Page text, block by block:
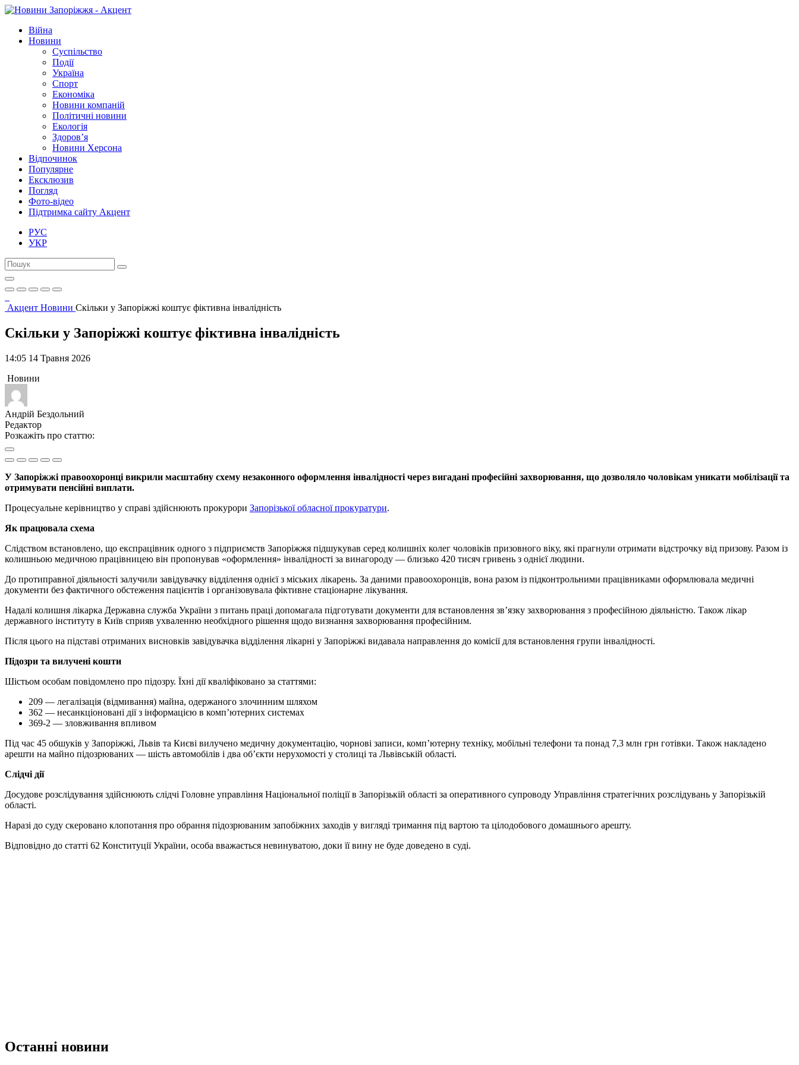
Війна
Новини
Суспільство
Події
Україна
Спорт
Економіка
Новини компаній
Політичні новини
Екологія
Здоров’я
Новини Херсона
Відпочинок
Популярне
Ексклюзив
Погляд
Фото-відео
Підтримка сайту Акцент
РУС
УКР
Акцент Новини Скільки у Запоріжжі коштує фіктивна інвалідність
Скільки у Запоріжжі коштує фіктивна інвалідність
14:05 14 Травня 2026
Новини
Андрій Бездольний
Редактор
Розкажіть про статтю:
У Запоріжжі правоохоронці викрили масштабну схему незаконного оформлення інвалідності через вигадані професійні захворювання, що дозволяло чоловікам уникати мобілізації та
отримувати пенсійні виплати.
Процесуальне керівництво у справі здійснюють прокурори Запорізької обласної прокуратури.
Як працювала схема
Слідством встановлено, що експрацівник одного з підприємств Запоріжжя підшукував серед колишніх колег чоловіків призовного віку, які прагнули отримати відстрочку від призову. Разом із
колишньою медичною працівницею він пропонував «оформлення» інвалідності за винагороду — близько 420 тисяч гривень з однієї людини.
До протиправної діяльності залучили завідувачку відділення однієї з міських лікарень. За даними правоохоронців, вона разом із підконтрольними працівниками оформлювала медичні
документи без фактичного обстеження пацієнтів і організовувала фіктивне стаціонарне лікування.
Надалі колишня лікарка Державна служба України з питань праці допомагала підготувати документи для встановлення зв’язку захворювання з професійною діяльністю. Також лікар
державного інституту в Київ сприяв ухваленню необхідного рішення щодо визнання захворювання професійним.
Після цього на підставі отриманих висновків завідувачка відділення лікарні у Запоріжжі видавала направлення до комісії для встановлення групи інвалідності.
Підозри та вилучені кошти
Шістьом особам повідомлено про підозру. Їхні дії кваліфіковано за статтями:
209 — легалізація (відмивання) майна, одержаного злочинним шляхом
362 — несанкціоновані дії з інформацією в комп’ютерних системах
369-2 — зловживання впливом
Під час 45 обшуків у Запоріжжі, Львів та Києві вилучено медичну документацію, чорнові записи, комп’ютерну техніку, мобільні телефони та понад 7,3 млн грн готівки. Також накладено
арешти на майно підозрюваних — шість автомобілів і два об’єкти нерухомості у столиці та Львівській області.
Слідчі дії
Досудове розслідування здійснюють слідчі Головне управління Національної поліції в Запорізькій області за оперативного супроводу Управління стратегічних розслідувань у Запорізькій
області.
Наразі до суду скеровано клопотання про обрання підозрюваним запобіжних заходів у вигляді тримання під вартою та цілодобового домашнього арешту.
Відповідно до статті 62 Конституції України, особа вважається невинуватою, доки її вину не буде доведено в суді.
Останні новини